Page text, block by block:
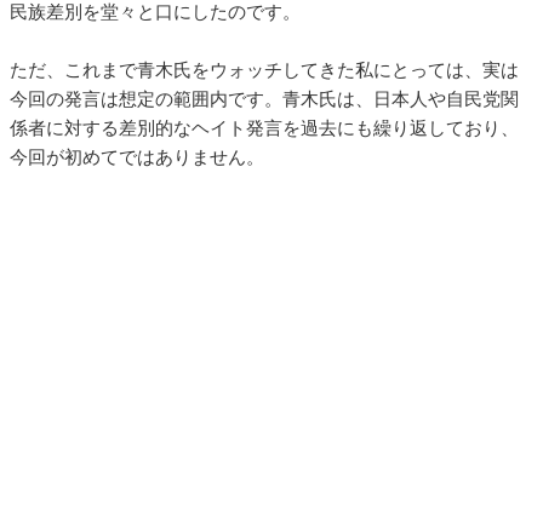
民族差別を堂々と口にしたのです。
ただ、これまで青木氏をウォッチしてきた私にとっては、実は
今回の発言は想定の範囲内です。青木氏は、日本人や自民党関
係者に対する差別的なヘイト発言を過去にも繰り返しており、
今回が初めてではありません。